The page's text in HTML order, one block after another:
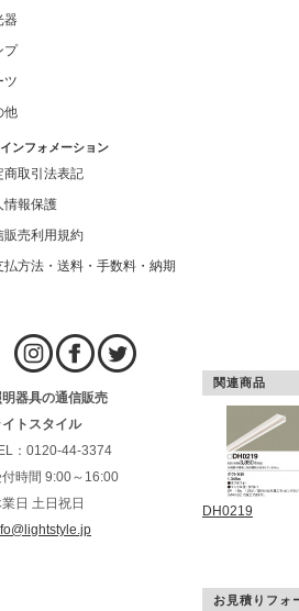
器
プ
ツ
他
インフォメーション
商取引法表記
情報保護
販売利用規約
払方法・送料・手数料・納期
明器具の通信販売
イトスタイル
：0120-44-3374
付時間 9:00～16:00
日 土日祝日
関連商品
DH0219
お見積りフォ